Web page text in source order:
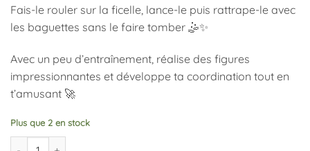
Fais-le rouler sur la ficelle, lance-le puis rattrape-le avec
les baguettes sans le faire tomber 🤹✨
Avec un peu d’entraînement, réalise des figures
impressionnantes et développe ta coordination tout en
t’amusant 🚀
Plus que 2 en stock
quantité de Diabolo – Le grand classique des jeux d’adresse,